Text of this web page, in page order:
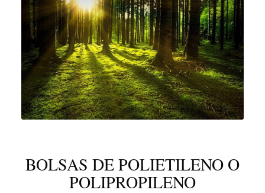
BOLSAS DE POLIETILENO O
POLIPROPILENO